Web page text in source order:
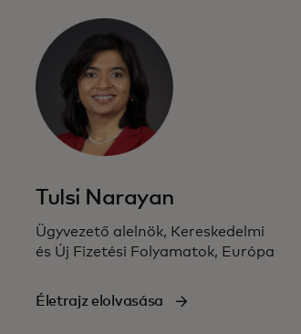
Tulsi Narayan
Ügyvezető alelnök, Kereskedelmi
és Új Fizetési Folyamatok, Európa
Életrajz elolvasása